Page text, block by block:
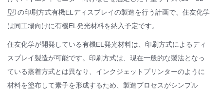
型）の印刷方式有機ELディスプレイの製造を行う計画で、住友化学
は同工場向けに有機EL発光材料を納入予定です。
住友化学が開発している有機EL発光材料は、印刷方式によるディ
スプレイ製造が可能です。印刷方式は、現在一般的な製法となっ
ている蒸着方式とは異なり、インクジェットプリンターのように
材料を塗布して素子を形成するため、製造プロセスがシンプル